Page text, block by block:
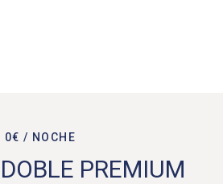
0€ / NOCHE
DOBLE PREMIUM